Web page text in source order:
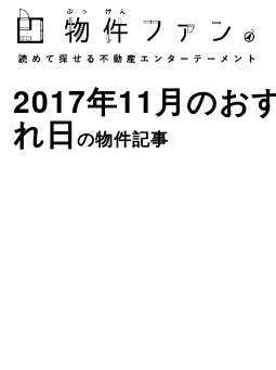
2017年11月のお
れ日の物件記事